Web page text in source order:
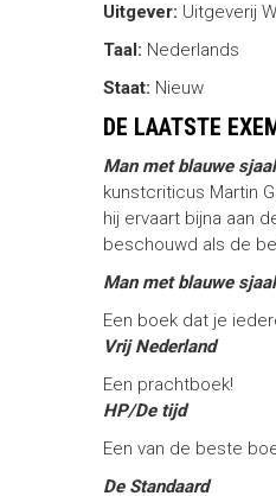
Uitgever: Uitgeverij
Taal: Nederlands
Staat: Nieuw
DE LAATSTE
Man met blauwe sjaal
kunstcriticus Martin
hij ervaart bijna aan
beschouwd als de
Man met blauwe
Een boek dat je
Vrij Nederland
Een prachtboek!
HP/De tijd
Een van de beste
De Standaard